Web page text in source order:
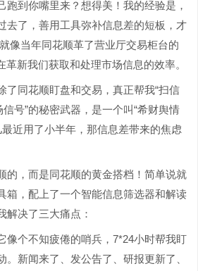
跑到你嘴里来？想得美！我的经验是，
去了，善用工具弥补信息差的短板，才
像当年同花顺革了营业厅交易柜台的
新我们获取和处理市场信息的效率。
了同花顺盯盘和交易，真正帮我“扫信
信号”的秘密武器，是一个叫“希财舆情
近用了小半年，那信息差带来的焦虑
的，而是同花顺的黄金搭档！简单说就
箱，配上了一个智能信息筛选器和解读
解决了三大痛点：
像个不知疲倦的哨兵，7*24小时帮我盯
。新闻来了、发公告了、研报更新了、